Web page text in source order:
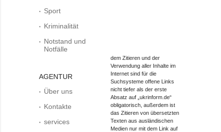
Sport
Kriminalität
Notstand und
Notfälle
AGENTUR
Über uns
Kontakte
services
dem Zitieren und der
Verwendung aller Inhalte im
Internet sind für die
Suchsysteme offene Links
nicht tiefer als der erste
Absatz auf „ukrinform.de“
obligatorisch, außerdem ist
das Zitieren von übersetzten
Texten aus ausländischen
Medien nur mit dem Link auf